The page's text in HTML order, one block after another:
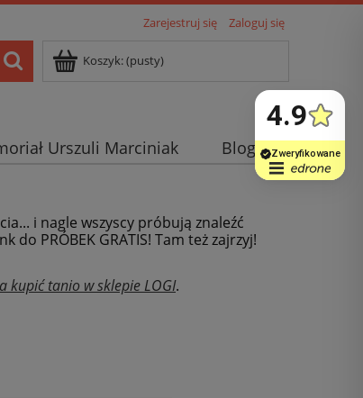
Zarejestruj się Zaloguj się
Koszyk:(pusty)
Urszuli Marciniak Blog
i nagle wszyscy próbują znaleźć
PRÓBEK GRATIS! Tam też zajrzyj!
kupić tanio w sklepie LOGI.